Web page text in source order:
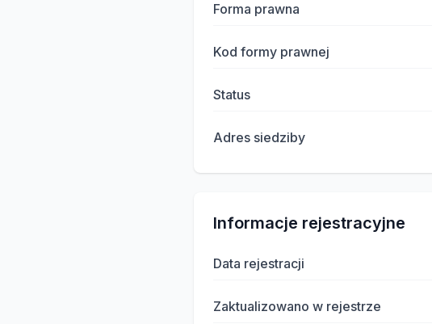
Forma prawna
Kod formy prawnej
Status
Adres siedziby
Informacje rejestracyjne
Data rejestracji
Zaktualizowano w rejestrze